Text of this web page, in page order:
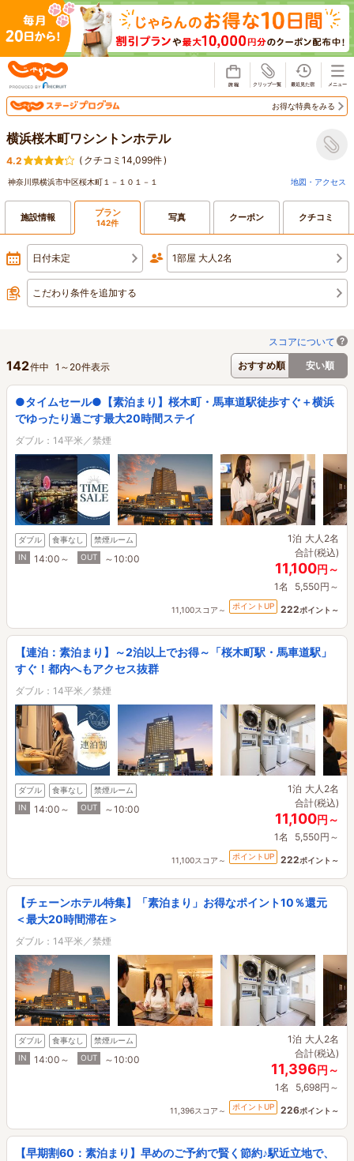
お得な特典をみる
横浜桜木町ワシントンホテル
4.2 ( クチコミ14,099件)
神奈川県横浜市中区桜木町１－１０１－１ 地図・アクセス
施設情報 プラン
142件 写真 クーポン クチコミ
日付未定 1部屋 大人2名
こだわり条件を追加する
スコアについて
おすすめ順
安い順
142件中 1 ～ 20件表示
●タイムセール●【素泊まり】桜木町・馬車道駅徒歩すぐ＋横浜
でゆったり過ごす最大20時間ステイ
ダブル：14平米／禁煙
ダブル 食事なし
禁煙ルーム
IN
14:00～ OUT ～10:00
1泊 大人2名
合計(税込)
11,100円～
1名 5,550円～
11,100スコア～ ポイントUP 222ポイント～
【連泊：素泊まり】～2泊以上でお得～「桜木町駅・馬車道駅」
すぐ！都内へもアクセス抜群
ダブル：14平米／禁煙
ダブル 食事なし
禁煙ルーム
IN
14:00～ OUT ～10:00
1泊 大人2名
合計(税込)
11,100円～
1名 5,550円～
11,100スコア～ ポイントUP 222ポイント～
【チェーンホテル特集】「素泊まり」お得なポイント10％還元
＜最大20時間滞在＞
ダブル：14平米／禁煙
ダブル 食事なし
禁煙ルーム
IN
14:00～ OUT ～10:00
1泊 大人2名
合計(税込)
11,396円～
1名 5,698円～
11,396スコア～ ポイントUP 226ポイント～
【早期割60：素泊まり】早めのご予約で賢く節約♪駅近立地で、